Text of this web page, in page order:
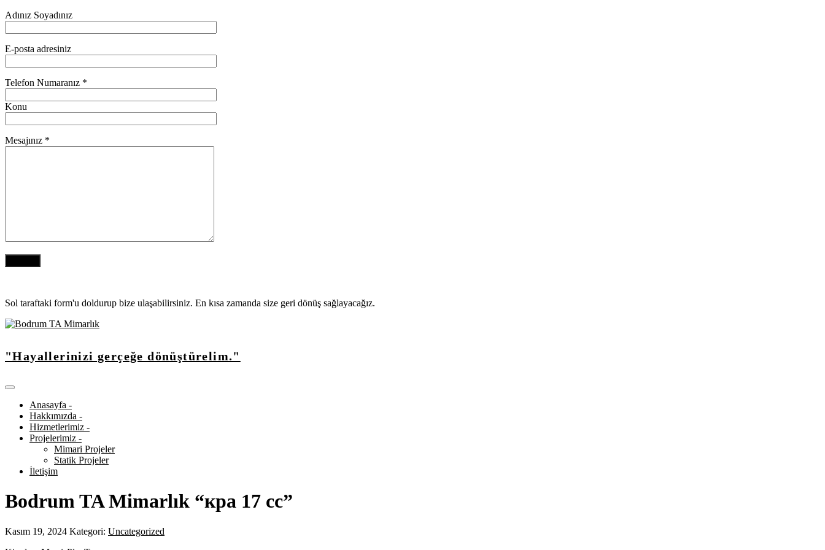
Adınız Soyadınız
E-posta adresiniz
Telefon Numaranız *
Konu
Mesajınız *
Sol taraftaki form'u doldurup bize ulaşabilirsiniz. En kısa zamanda size geri dönüş sağlayacağız.
"Hayallerinizi gerçeğe dönüştürelim."
Anasayfa -
Hakkımızda -
Hizmetlerimiz -
Projelerimiz -
Mimari Projeler
Statik Projeler
İletişim
Bodrum TA Mimarlık “кра 17 сс”
Kasım 19, 2024 Kategori: Uncategorized